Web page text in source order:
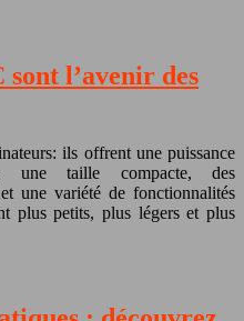
l’avenir des
ils offrent une puissance
une taille compacte, des
une variété de fonctionnalités
plus petits, plus légers et plus